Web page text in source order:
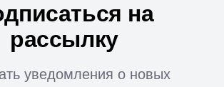
на
рассылку
уведомления о новых